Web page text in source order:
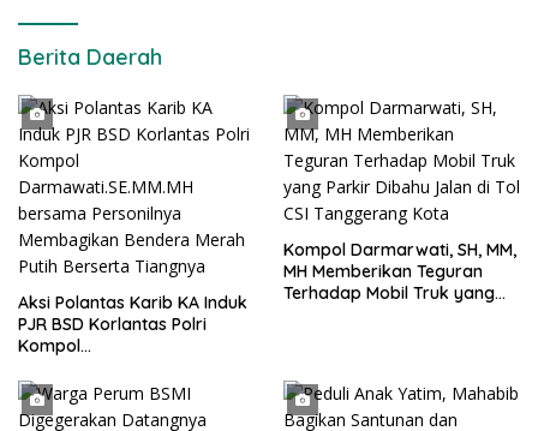
Berita Daerah
Aksi Polantas Karib KA Induk
PJR BSD Korlantas Polri
Kompol
bersama Personilnya
Membagikan Bendera Merah
Kompol Darmarwati, SH, MM,
MH Memberikan Teguran
Terhadap Mobil Truk yang